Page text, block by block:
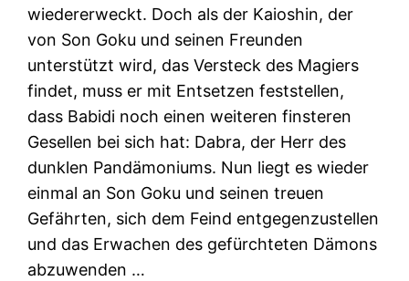
wiedererweckt. Doch als der Kaioshin, der
von Son Goku und seinen Freunden
unterstützt wird, das Versteck des Magiers
findet, muss er mit Entsetzen feststellen,
dass Babidi noch einen weiteren finsteren
Gesellen bei sich hat: Dabra, der Herr des
dunklen Pandämoniums. Nun liegt es wieder
einmal an Son Goku und seinen treuen
Gefährten, sich dem Feind entgegenzustellen
und das Erwachen des gefürchteten Dämons
abzuwenden …